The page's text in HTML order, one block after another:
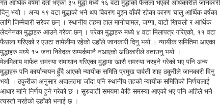
दिनु भयो । अन्य १९ वटा मुद्धाको भने थप विवरण वुझ्न वाँकी रहेका कारण चालु आर्थिक वर्षका
लागि जिम्मेवारी सरेका छन् । स्थानीय तहमा हाल मानोचामल, जग्गा, वाटो खिचलो र आर्थिक
लेदनेनका मुद्धाहरु आउने गरेका छन् । परेका मुद्धाहरु मध्ये ४ वटा मिलापत्र गरिएको, ११ वटा
फैसला गरिएको र एउटा तामेलीमा रहेको उहाँले जानकारी दिनु भयो । न्यायीक समितिमा आएका
मुद्धाहरु मध्ये १५ जना निवेदक सम्पर्कमानै नआएको अधिकारीले वताउनु भयो ।
मेलमिलाप मार्फत समस्या समाधान गरिएका मुद्धामा खासै समस्या नरहने गरेको भए पनि अन्य
मुद्धाहरु पनि कार्यान्वयन हुँदै आएको न्यायीक समिति प्रमुख पार्वती शाह ठकुरीले जानकारी दिनु
भयो । ठकुरीका अनुसार अदालतमा जाँदा पनि स्थानीय तहको न्यायीक समितिको निर्णयलाई
आधार मानि निर्णय हुने गरेको छ । सुरुवाती समयमा केहि समस्या आएको भए पनि अहिले भने
त्यस्तो नरहेको उहाँको भनाई छ ।